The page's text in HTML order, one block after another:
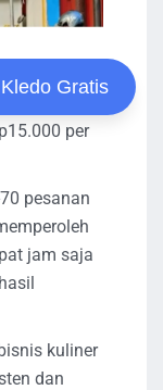
uduknya
per
pesanan
jam saja
kuliner
dan
Gratis